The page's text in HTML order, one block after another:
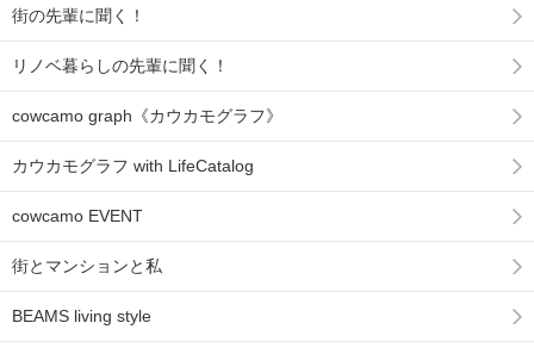
街の先輩に聞く！
リノベ暮らしの先輩に聞く！
cowcamo graph《カウカモグラフ》
カウカモグラフ with LifeCatalog
cowcamo EVENT
街とマンションと私
BEAMS living style